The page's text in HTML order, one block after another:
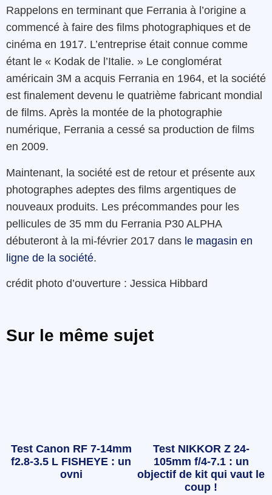
Rappelons en terminant que Ferrania à l’origine a
commencé à faire des films photographiques et de
cinéma en 1917. L’entreprise était connue comme
étant le « Kodak de l’Italie. » Le conglomérat
américain 3M a acquis Ferrania en 1964, et la société
est finalement devenu le quatrième fabricant mondial
de films. Après la montée de la photographie
numérique, Ferrania a cessé sa production de films
en 2009.
Maintenant, la société est de retour et présente aux
photographes adeptes des films argentiques de
nouveaux produits. Les précommandes pour les
pellicules de 35 mm du Ferrania P30 ALPHA
débuteront à la mi-février 2017 dans le magasin en
ligne de la société.
crédit photo d’ouverture : Jessica Hibbard
Sur le même sujet
Test Canon RF 7-14mm
f2.8-3.5 L FISHEYE : un
ovni
Test NIKKOR Z 24-
105mm f/4-7.1 : un
objectif de kit qui vaut le
coup !